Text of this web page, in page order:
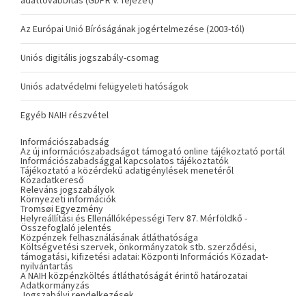
Az Európai Unió Bíróságának jogértelmezése (2003-tól)
Uniós digitális jogszabály-csomag
Uniós adatvédelmi felügyeleti hatóságok
Egyéb NAIH részvétel
Információszabadság
Az új információszabadságot támogató online tájékoztató portál
Információszabadsággal kapcsolatos tájékoztatók
Tájékoztató a közérdekű adatigénylések menetéről
Közadatkereső
Releváns jogszabályok
Környezeti információk
Tromsøi Egyezmény
Helyreállítási és Ellenállóképességi Terv 87. Mérföldkő -
Összefoglaló jelentés
Közpénzek felhasználásának átláthatósága
Költségvetési szervek, önkormányzatok stb. szerződési,
támogatási, kifizetési adatai: Központi Információs Közadat-
nyilvántartás
A NAIH közpénzköltés átláthatóságát érintő határozatai
Adatkormányzás